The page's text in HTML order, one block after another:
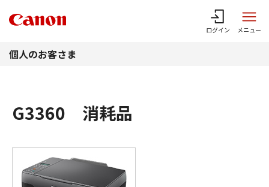
ログイン メニュー
個人のお客さま
G3360 消耗品